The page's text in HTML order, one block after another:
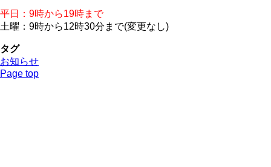
平日：9時から19時まで
土曜：9時から12時30分まで(変更なし)
タグ
お知らせ
Page top